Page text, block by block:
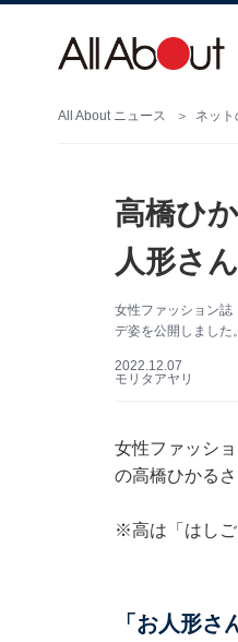
All About ニュース ネット
高橋ひ
人形さ
女性ファッション誌
デ姿を公開しました
2022.12.07
モリタアヤリ
女性ファッシ
の高橋ひかる
※高は「はしご
「お人形さ